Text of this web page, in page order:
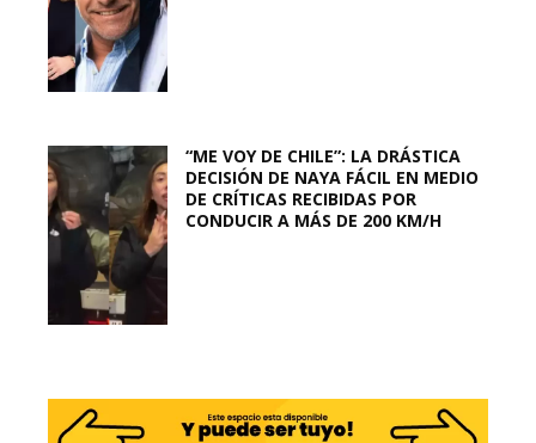
“ME VOY DE CHILE”: LA DRÁSTICA
DECISIÓN DE NAYA FÁCIL EN MEDIO
DE CRÍTICAS RECIBIDAS POR
CONDUCIR A MÁS DE 200 KM/H